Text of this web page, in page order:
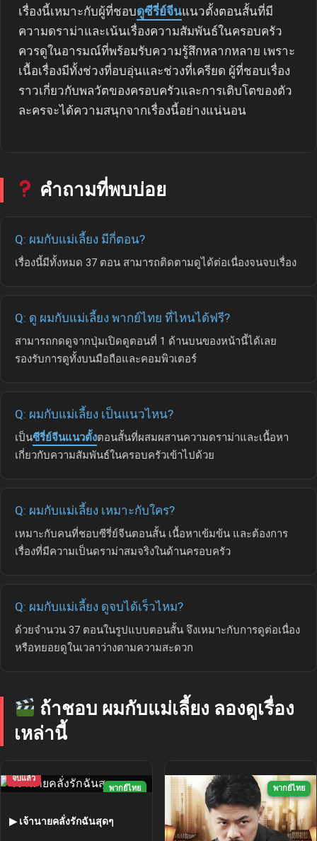
เรื่องนี้เหมาะกับผู้ที่ชอบดูซีรี่ย์จีนแนวตั้งตอนสั้นที่มี
ความดราม่าและเน้นเรื่องความสัมพันธ์ในครอบครัว
ควรดูในอารมณ์ที่พร้อมรับความรู้สึกหลากหลาย เพราะ
เนื้อเรื่องมีทั้งช่วงที่อบอุ่นและช่วงที่เครียด ผู้ที่ชอบเรื่อง
ราวเกี่ยวกับพลวัตของครอบครัวและการเติบโตของตัว
ละครจะได้ความสนุกจากเรื่องนี้อย่างแน่นอน
คำถามที่พบบ่อย
Q: ผมกับแม่เลี้ยง มีกี่ตอน?
เรื่องนี้มีทั้งหมด 37 ตอน สามารถติดตามดูได้ต่อเนื่องจนจบเรื่อง
Q: ดู ผมกับแม่เลี้ยง พากย์ไทย ที่ไหนได้ฟรี?
สามารถกดดูจากปุ่มเปิดดูตอนที่ 1 ด้านบนของหน้านี้ได้เลย
รองรับการดูทั้งบนมือถือและคอมพิวเตอร์
Q: ผมกับแม่เลี้ยง เป็นแนวไหน?
เป็นซีรี่ย์จีนแนวตั้งตอนสั้นที่ผสมผสานความดราม่าและเนื้อหา
เกี่ยวกับความสัมพันธ์ในครอบครัวเข้าไปด้วย
Q: ผมกับแม่เลี้ยง เหมาะกับใคร?
เหมาะกับคนที่ชอบซีรี่ย์จีนตอนสั้น เนื้อหาเข้มข้น และต้องการ
เรื่องที่มีความเป็นดราม่าสมจริงในด้านครอบครัว
Q: ผมกับแม่เลี้ยง ดูจบได้เร็วไหม?
ด้วยจำนวน 37 ตอนในรูปแบบตอนสั้น จึงเหมาะกับการดูต่อเนื่อง
หรือทยอยดูในเวลาว่างตามความสะดวก
ถ้าชอบ ผมกับแม่เลี้ยง ลองดูเรื่อง
เหล่านี้
พากย์ไทย
จบแล้ว
▶ เจ้านายคลั่งรักฉันสุดๆ
พากย์ไทย